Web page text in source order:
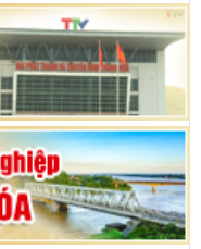
Hội đồng nhân dân